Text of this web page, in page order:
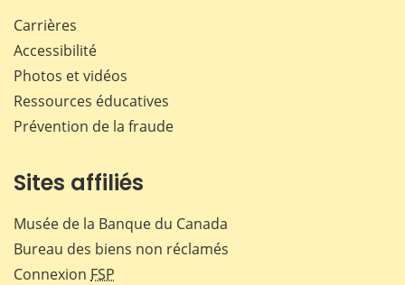
Carrières
Accessibilité
Photos et vidéos
Ressources éducatives
Prévention de la fraude
Sites affiliés
Musée de la Banque du Canada
Bureau des biens non réclamés
Connexion FSP